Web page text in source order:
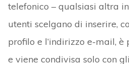
telefonico – qualsiasi altra
utenti scelgano di inserire,
profilo e l’indirizzo e-mail,
e viene condivisa solo con